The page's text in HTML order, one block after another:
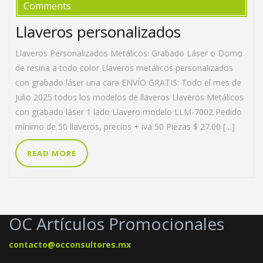
Comments
Llaveros personalizados
Llaveros Personalizados Metálicos: Grabado Láser o Domo
de resina a todo color Llaveros metálicos personalizados
con grabado láser una cara ENVÍO GRATIS: Todo el mes de
Julio 2025 todos los modelos de llaveros Llaveros Metálicos
con grabado láser 1 lado Llavero modelo LLM-7002 Pedido
mínimo de 50 llaveros, precios + iva 50 Piezas $ 27.00 […]
READ MORE
OC Artículos Promocionales
contacto@occonsultores.mx